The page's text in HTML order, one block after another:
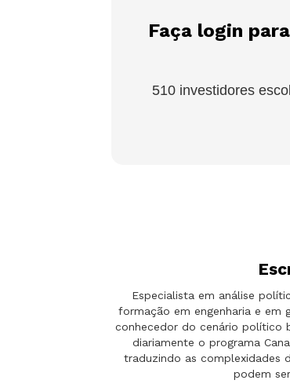
Faça login
510 investidores
Especialista em análise
formação em engenharia e em
conhecedor do cenário político
diariamente o programa
traduzindo as complexidades
podem